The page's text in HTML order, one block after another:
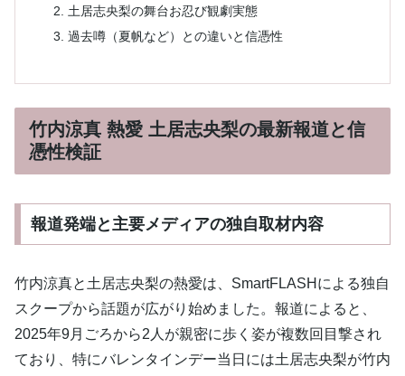
土居志央梨の舞台お忍び観劇実態
過去噂（夏帆など）との違いと信憑性
竹内涼真 熱愛 土居志央梨の最新報道と信
憑性検証
報道発端と主要メディアの独自取材内容
竹内涼真と土居志央梨の熱愛は、SmartFLASHによる独自
スクープから話題が広がり始めました。報道によると、
2025年9月ごろから2人が親密に歩く姿が複数回目撃され
ており、特にバレンタインデー当日には土居志央梨が竹内